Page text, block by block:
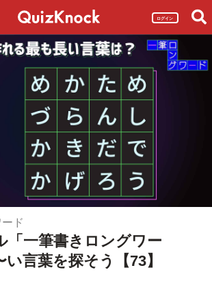
ログイン
ド
「一筆書きロングワー
い言葉を探そう【73】